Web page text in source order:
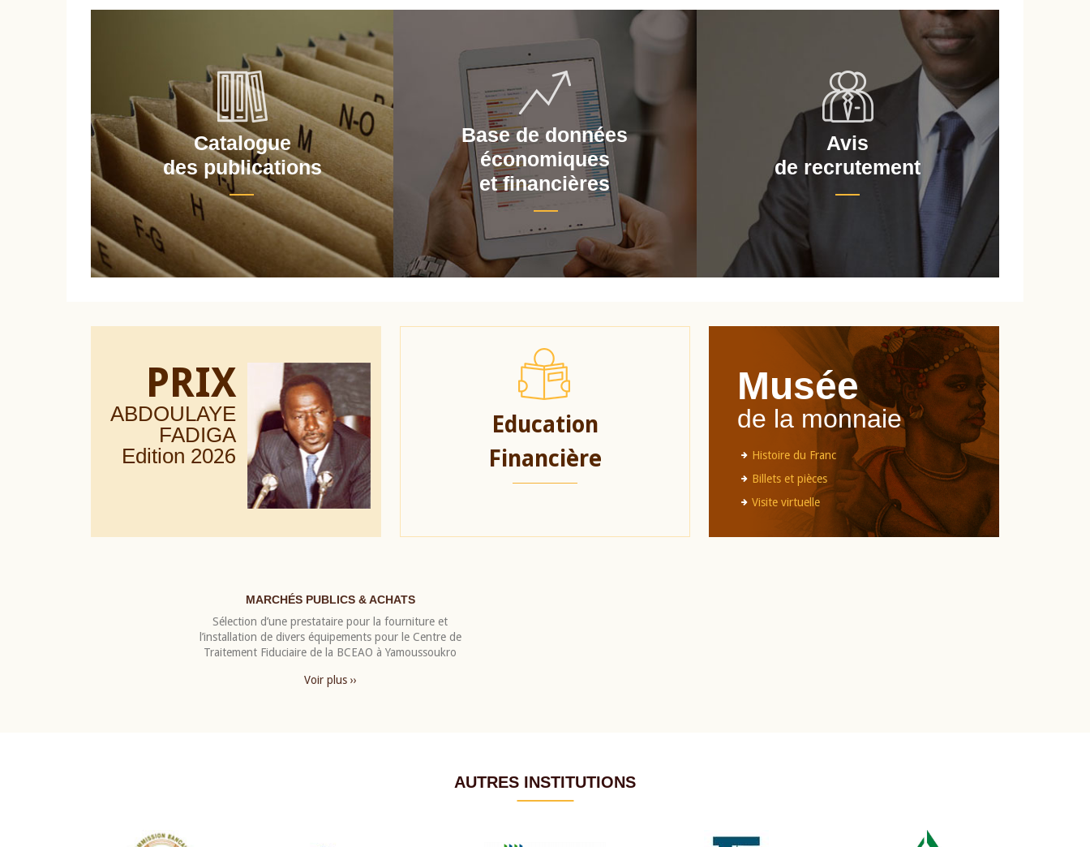
Catalogue
des publications
Base de données
économiques
et financières
Avis
de recrutement
PRIX
ABDOULAYE
FADIGA
Edition 2026
Education
Financière
Musée
de la monnaie
Histoire du Franc
Billets et pièces
Visite virtuelle
MARCHÉS PUBLICS & ACHATS
Sélection d’une prestataire pour la fourniture et
l’installation de divers équipements pour le Centre de
Traitement Fiduciaire de la BCEAO à Yamoussoukro
Voir plus ››
AUTRES INSTITUTIONS